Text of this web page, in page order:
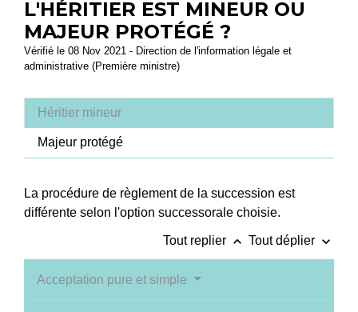
L'HÉRITIER EST MINEUR OU
MAJEUR PROTÉGÉ ?
Vérifié le 08 Nov 2021 - Direction de l'information légale et
administrative (Première ministre)
Héritier mineur
Majeur protégé
La procédure de règlement de la succession est
différente selon l'option successorale choisie.
Tout replier keyboard_arrow_up Tout déplier keyboard_arrow_down
Acceptation pure et simple